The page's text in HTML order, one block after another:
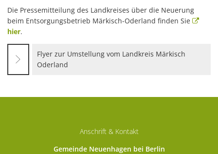
Die Pressemitteilung des Landkreises über die Neuerung
beim Entsorgungsbetrieb Märkisch-Oderland finden Sie
hier.
Flyer zur Umstellung vom Landkreis Märkisch
Oderland
Anschrift & Kontakt
Gemeinde Neuenhagen bei Berlin